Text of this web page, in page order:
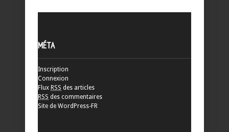
MÉTA
Inscription
Connexion
Flux RSS des articles
RSS des commentaires
Site de WordPress-FR